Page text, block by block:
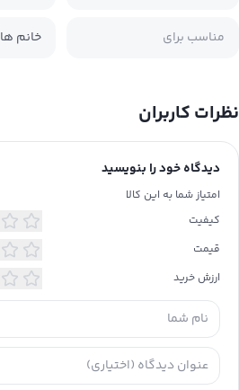
مناسب برای خانم ها
نظرات کاربران
دیدگاه خود را بنویسید
امتیاز شما به این کالا
کیفیت
قیمت
ارزش خرید